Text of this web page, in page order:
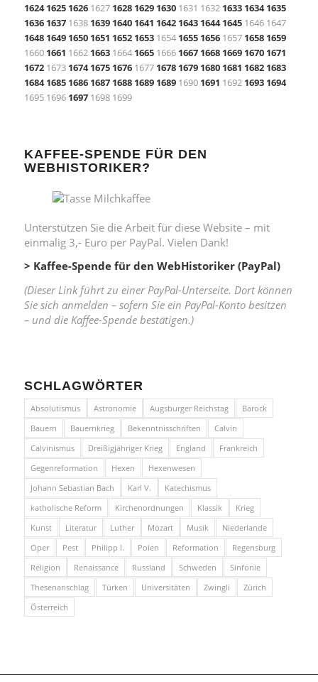
1624 1625 16261627 1628 1629 16301631 1632 1633 1634 1635
1636 16371638 1639 1640 1641 1642 1643 1644 16451646 1647
1648 1649 1650 1651 1652 16531654 1655 16561657 1658 1659
1660 1661 1662 16631664 16651666 1667 1668 1669 1670 1671
16721673 1674 1675 16761677 1678 1679 1680 1681 1682 1683
1684 1685 1686 1687 1688 1689 16891690 1691 1692 1693 1694
1695 1696 16971698 1699
KAFFEE-SPENDE FÜR DEN
WEBHISTORIKER?
Unterstützen Sie die Arbeit für diese Website – mit
einmalig 3,- Euro per PayPal. Vielen Dank!
> Kaffee-Spende für den WebHistoriker (PayPal)
(Dieser Link führt zu einer PayPal-Unterseite. Dort können
Sie sich anmelden – sofern Sie ein PayPal-Konto besitzen
– und die Kaffee-Spende bestätigen.)
SCHLAGWÖRTER
Absolutismus Astronomie Augsburger Reichstag
Barock
Bauern
Bauernkrieg Bekenntnisschriften
Calvin
Calvinismus
Dreißigjähriger Krieg England
Frankreich
Gegenreformation
Hexen
Hexenwesen
Johann Sebastian Bach
Karl V.
Katechismus
katholische Reform
Kirchenordnungen Klassik
Krieg
Kunst
Literatur Luther Mozart Musik
Niederlande
Oper
Pest Philipp I. Polen Reformation
Regensburg
Religion
Renaissance Russland Schweden
Sinfonie
Thesenanschlag
Türken Universitäten Zwingli
Zürich
Österreich